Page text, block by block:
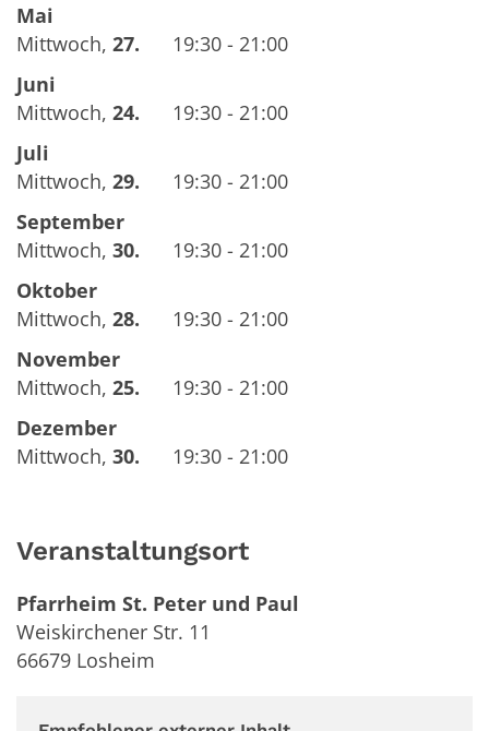
Mai
Mittwoch, 27.
19:30 - 21:00
Juni
Mittwoch, 24.
19:30 - 21:00
Juli
Mittwoch, 29.
19:30 - 21:00
September
Mittwoch, 30.
19:30 - 21:00
Oktober
Mittwoch, 28.
19:30 - 21:00
November
Mittwoch, 25.
19:30 - 21:00
Dezember
Mittwoch, 30. 19:30 - 21:00
Veranstaltungsort
Pfarrheim St. Peter und Paul
Weiskirchener Str. 11
66679 Losheim